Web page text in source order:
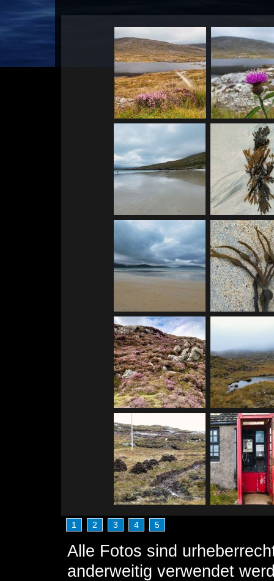
1 2 3 4 5
Alle Fotos sind
anderweitig verwendet